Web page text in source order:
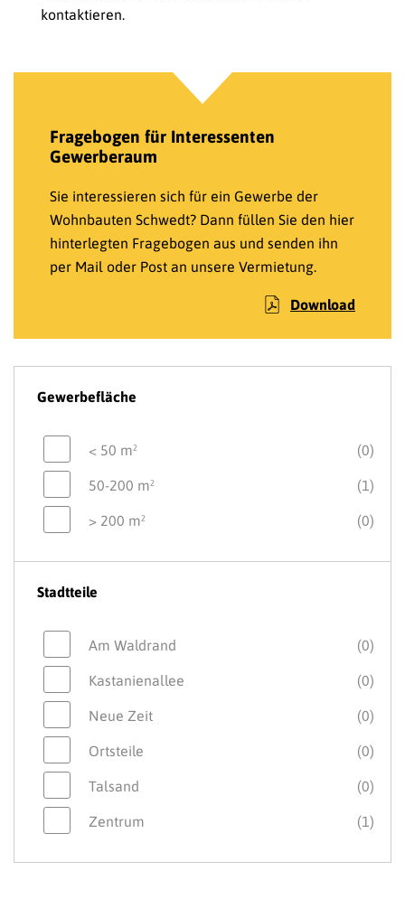
Gewerbefläche
< 50 m² (0)
50-200 m² (1)
> 200 m² (0)
Stadtteile
Am Waldrand (0)
Kastanienallee (0)
Neue Zeit (0)
Ortsteile (0)
Talsand (0)
Zentrum (1)
kontaktieren.
Fragebogen für Interessenten
Gewerberaum
Sie interessieren sich für ein Gewerbe der
Wohnbauten Schwedt? Dann füllen Sie den hier
hinterlegten Fragebogen aus und senden ihn
per Mail oder Post an unsere Vermietung.
Download